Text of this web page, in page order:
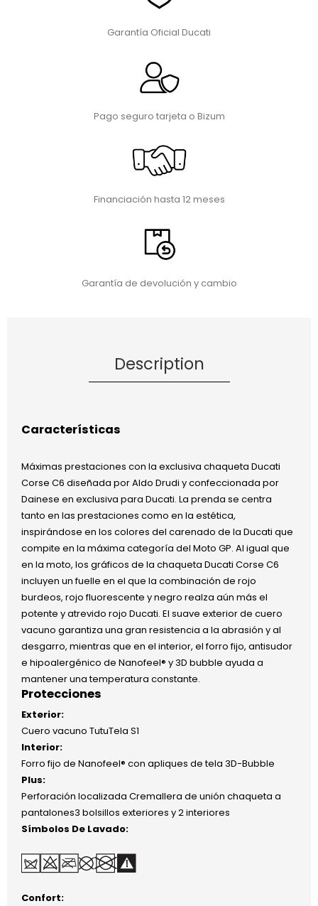
Garantía Oficial Ducati
Pago seguro tarjeta o Bizum
Financiación hasta 12 meses
Garantía de devolución y cambio
Description
Características
Máximas prestaciones con la exclusiva chaqueta Ducati
Corse C6 diseñada por Aldo Drudi y confeccionada por
Dainese en exclusiva para Ducati. La prenda se centra
tanto en las prestaciones como en la estética,
inspirándose en los colores del carenado de la Ducati que
compite en la máxima categoría del Moto GP. Al igual que
en la moto, los gráficos de la chaqueta Ducati Corse C6
incluyen un fuelle en el que la combinación de rojo
burdeos, rojo fluorescente y negro realza aún más el
potente y atrevido rojo Ducati. El suave exterior de cuero
vacuno garantiza una gran resistencia a la abrasión y al
desgarro, mientras que en el interior, el forro fijo, antisudor
e hipoalergénico de Nanofeel® y 3D bubble ayuda a
mantener una temperatura constante.
Protecciones
Exterior:
Cuero vacuno TutuTela S1
Interior:
Forro fijo de Nanofeel® con apliques de tela 3D-Bubble
Plus:
Perforación localizada Cremallera de unión chaqueta a
pantalones3 bolsillos exteriores y 2 interiores
Símbolos De Lavado:
Confort: